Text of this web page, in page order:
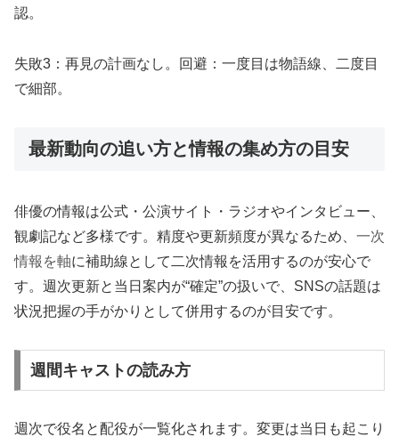
認。
失敗3：再見の計画なし。回避：一度目は物語線、二度目
で細部。
最新動向の追い方と情報の集め方の目安
俳優の情報は公式・公演サイト・ラジオやインタビュー、
観劇記など多様です。精度や更新頻度が異なるため、 一次
情報を軸に補助線として二次情報を活用するのが安心で
す。週次更新と当日案内が“確定”の扱いで、SNSの話題は
状況把握の手がかりとして併用するのが目安です。
週間キャストの読み方
週次で役名と配役が一覧化されます。変更は当日も起こり